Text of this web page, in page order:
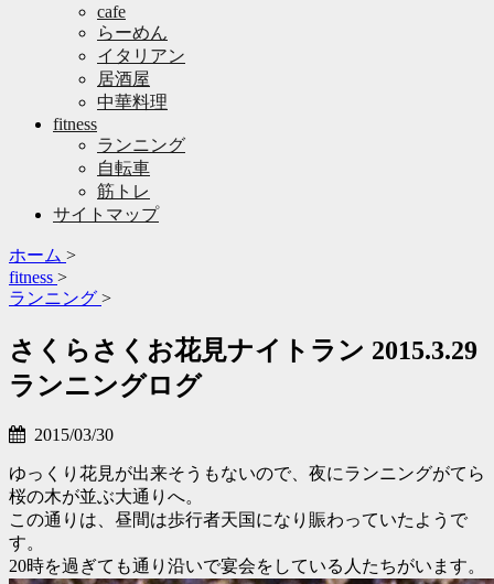
cafe
らーめん
イタリアン
居酒屋
中華料理
fitness
ランニング
自転車
筋トレ
サイトマップ
ホーム >
fitness >
ランニング >
さくらさくお花見ナイトラン 2015.3.29
ランニングログ
2015/03/30
ゆっくり花見が出来そうもないので、夜にランニングがてら
桜の木が並ぶ大通りへ。
この通りは、昼間は歩行者天国になり賑わっていたようで
す。
20時を過ぎても通り沿いで宴会をしている人たちがいます。